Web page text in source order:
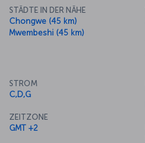
STÄDTE IN DER NÄHE
Chongwe (45 km)
Mwembeshi (45 km)
STROM
C,D,G
ZEITZONE
GMT +2